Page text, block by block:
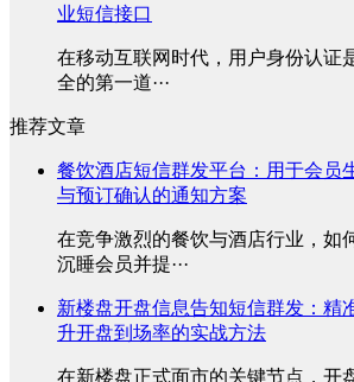
业短信接口
在移动互联网时代，用户身份认证
全的第一道···
推荐文章
餐饮酒店短信群发平台：用于会员
与预订确认的通知方案
在竞争激烈的餐饮与酒店行业，如
沉睡会员并提···
新楼盘开盘信息告知短信群发：精
升开盘到场率的实战方法
在新楼盘正式面市的关键节点，开